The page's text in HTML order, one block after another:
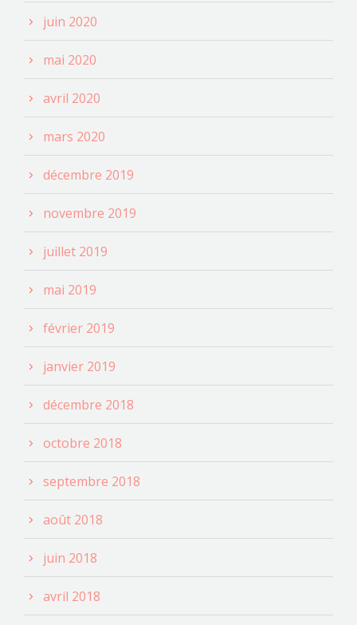
juin 2020
mai 2020
avril 2020
mars 2020
décembre 2019
novembre 2019
juillet 2019
mai 2019
février 2019
janvier 2019
décembre 2018
octobre 2018
septembre 2018
août 2018
juin 2018
avril 2018